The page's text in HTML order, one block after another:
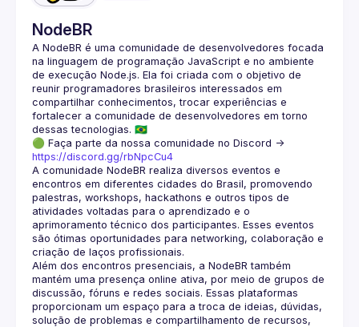
NodeBR
A NodeBR é uma comunidade de desenvolvedores focada
na linguagem de programação JavaScript e no ambiente
de execução Node.js. Ela foi criada com o objetivo de
reunir programadores brasileiros interessados em
compartilhar conhecimentos, trocar experiências e
fortalecer a comunidade de desenvolvedores em torno
🟢 Faça parte da nossa comunidade no Discord ->
https://discord.gg/rbNpcCu4
A comunidade NodeBR realiza diversos eventos e
encontros em diferentes cidades do Brasil, promovendo
palestras, workshops, hackathons e outros tipos de
atividades voltadas para o aprendizado e o
aprimoramento técnico dos participantes. Esses eventos
são ótimas oportunidades para networking, colaboração e
Além dos encontros presenciais, a NodeBR também
mantém uma presença online ativa, por meio de grupos de
discussão, fóruns e redes sociais. Essas plataformas
proporcionam um espaço para a troca de ideias, dúvidas,
solução de problemas e compartilhamento de recursos,